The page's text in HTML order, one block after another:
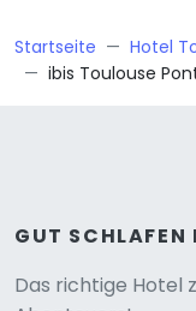
Startseite Hotel
ibis Toulouse
GUT SCHLAFEN
Das richtige Hotel